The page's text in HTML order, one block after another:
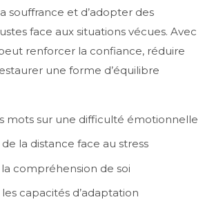
souffrance et d’adopter des
face aux situations vécues. Avec
renforcer la confiance, réduire
une forme d’équilibre
mots sur une difficulté émotionnelle
la distance face au stress
compréhension de soi
capacités d’adaptation